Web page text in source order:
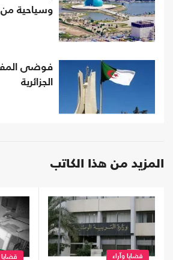
وسياحية من
فوضى
الجزائرية
المزيد من هذا الكاتب
قضايا وآراء قضايا